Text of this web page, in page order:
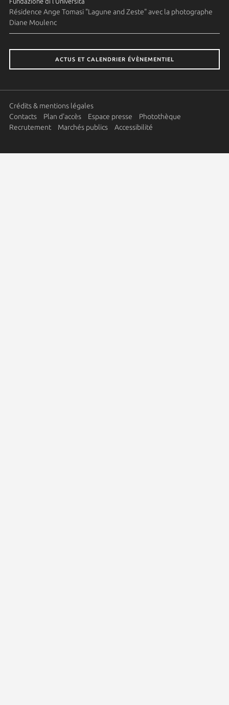
Résidence Ange Tomasi "Lagune and Zeste" avec la photographe
Diane Moulenc
ACTUS ET CALENDRIER ÉVÈNEMENTIEL
Crédits & mentions légales
Contacts
Plan d'accès Espace presse
Photothèque
Recrutement
Marchés publics Accessibilité